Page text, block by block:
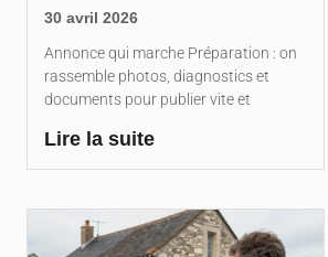
30 avril 2026
Annonce qui marche Préparation : on
rassemble photos, diagnostics et
documents pour publier vite et
Lire la suite